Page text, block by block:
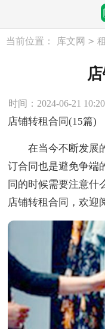
当前位置： 库文网 >
时间：2024-06-21
店铺转租合同(15篇)
在当今不断发展的
订合同也是避免争端
同的时候需要注意什
店铺转租合同，欢迎